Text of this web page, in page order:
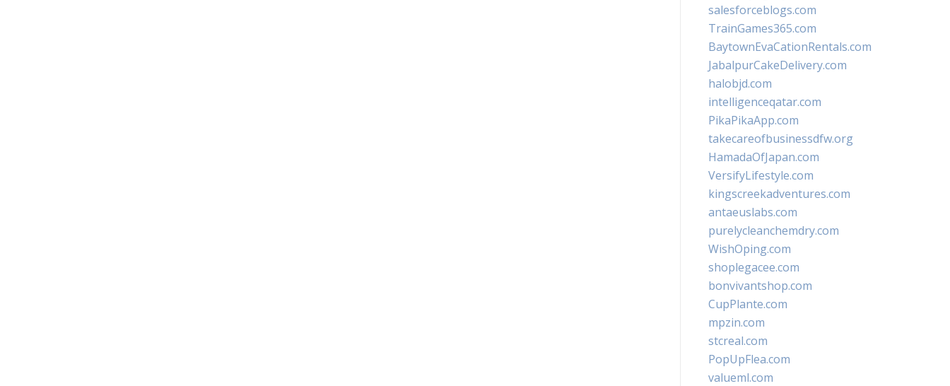
salesforceblogs.com
TrainGames365.com
BaytownEvaCationRentals.com
JabalpurCakeDelivery.com
halobjd.com
intelligenceqatar.com
PikaPikaApp.com
takecareofbusinessdfw.org
HamadaOfJapan.com
VersifyLifestyle.com
kingscreekadventures.com
antaeuslabs.com
purelycleanchemdry.com
WishOping.com
shoplegacee.com
bonvivantshop.com
CupPlante.com
mpzin.com
stcreal.com
PopUpFlea.com
valueml.com